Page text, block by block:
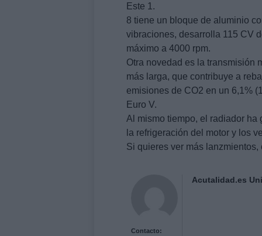
Este 1.
8 tiene un bloque de aluminio
vibraciones, desarrolla 115 CV
máximo a 4000 rpm.
Otra novedad es la transmisión
más larga, que contribuye a
emisiones de CO2 en un 6,1%
Euro V.
Al mismo tiempo, el radiador ha
la refrigeración del motor y los
Si quieres ver más lanzmientos,
Contacto:
Acutalidad.es